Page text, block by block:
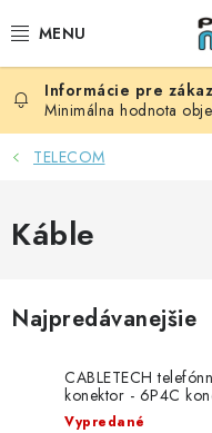
na
BATÉRIE
AUDIO - VIDEO
DOMÁCNOSŤ
ELEKTROINŠTALAČNÝ
Minimálna hodnota
TELECOM
Káble
Najpredávanejšie
CABLETECH
konektor - 6P4C
Vypredané